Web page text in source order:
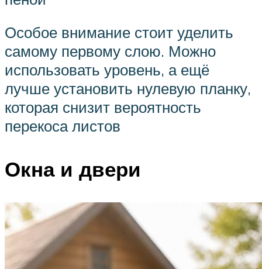
Особое внимание стоит уделить
самому первому слою. Можно
использовать уровень, а ещё
лучше установить нулевую планку,
которая снизит вероятность
перекоса листов
Окна и двери